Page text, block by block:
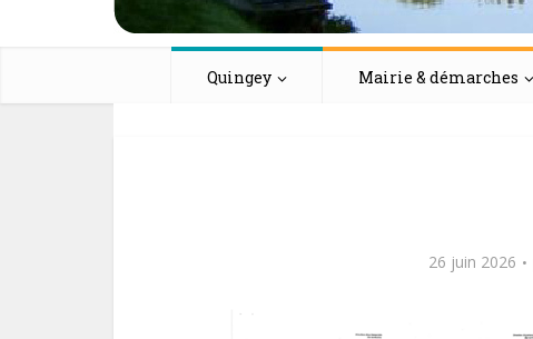
Quingey Mairie & démarches
26 juin 2026